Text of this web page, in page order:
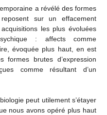
a révélé des formes
reposent sur un effacement
les plus évoluées
: affects comme
évoquée plus haut, en est
formes brutes d’expression
comme résultant d’un
peut utilement s’étayer
nous avons opéré plus haut